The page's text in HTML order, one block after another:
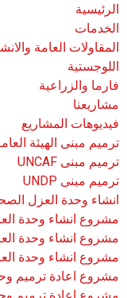
الرئيسية
الخدمات
المقاولات العامة
اللوجستية
فارما والزراعية
مشاريعنا
فيديوهات المشاريع
ترميم مبنى الهيئة
ترميم مبنى UNCAF
ترميم مبنى UNDP
انشاء وحدة العزل
مشروع انشاء وحدة
مشروع انشاء وحدة
مشروع انشاء وحدة
مشروع اعادة ترميم